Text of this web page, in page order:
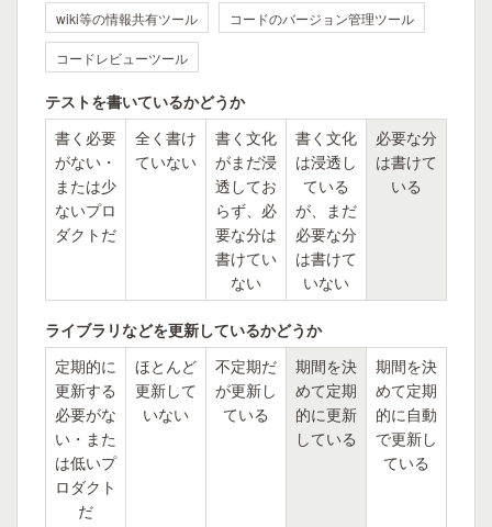
wiki等の情報共有ツール コードのバージョン管理ツール
コードレビューツール
テストを書いているかどうか
書く必要
がない・
または少
ないプロ
ダクトだ
全く書け
ていない
書く文化
がまだ浸
透してお
らず、必
要な分は
書けてい
ない
書く文化
は浸透し
ている
が、まだ
必要な分
は書けて
いない
必要な分
は書けて
いる
ライブラリなどを更新しているかどうか
定期的に
更新する
必要がな
い・また
は低いプ
ロダクト
だ
ほとんど
更新して
いない
不定期だ
が更新し
ている
期間を決
めて定期
的に更新
している
期間を決
めて定期
的に自動
で更新し
ている